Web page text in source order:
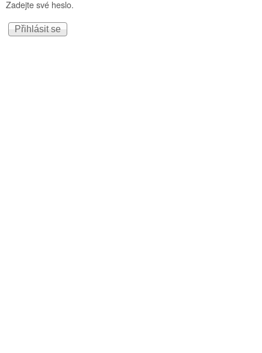
Zadejte své heslo.